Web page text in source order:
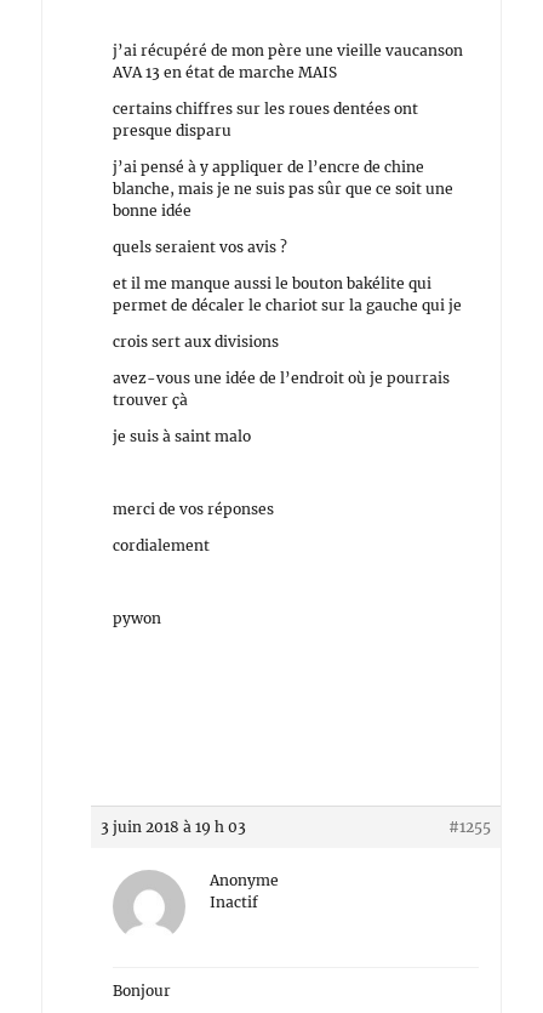
j’ai récupéré de mon père une vieille vaucanson
AVA 13 en état de marche MAIS
certains chiffres sur les roues dentées ont
presque disparu
j’ai pensé à y appliquer de l’encre de chine
blanche, mais je ne suis pas sûr que ce soit une
bonne idée
quels seraient vos avis ?
et il me manque aussi le bouton bakélite qui
permet de décaler le chariot sur la gauche qui je
crois sert aux divisions
avez-vous une idée de l’endroit où je pourrais
trouver çà
je suis à saint malo
merci de vos réponses
cordialement
pywon
3 juin 2018 à 19 h 03 #1255
Anonyme
Inactif
Bonjour